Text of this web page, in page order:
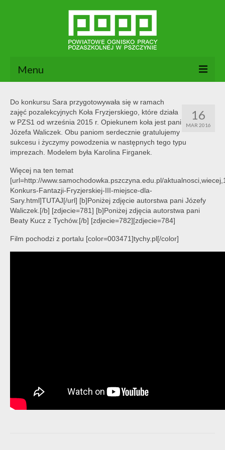
Menu
O nas
Dokumenty POPP
Kontakt
BIP
16
MAR 2016
Do konkursu Sara przygotowywała się w ramach
zajęć pozalekcyjnych Koła Fryzjerskiego, które działa
w PZS1 od września 2015 r. Opiekunem koła jest pani
Józefa Waliczek. Obu paniom serdecznie gratulujemy
sukcesu i życzymy powodzenia w następnych tego typu
imprezach. Modelem była Karolina Firganek.
Więcej na ten temat
[url=http://www.samochodowka.pszczyna.edu.pl/
Konkurs-Fantazji-Fryzjerskiej-III-miejsce-dla-
Sary.html]TUTAJ[/url] [b]Poniżej zdjęcie autorstwa pani Józefy
Waliczek.[/b] [zdjecie=781] [b]Poniżej zdjęcia autorstwa pani
Beaty Kucz z Tychów.[/b] [zdjecie=782][zdjecie=784]
Film pochodzi z portalu [color=003471]tychy.pl[/color]